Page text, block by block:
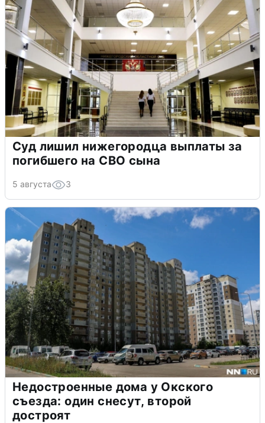
Суд лишил нижегородца выплаты за
погибшего на СВО сына
5 августа 3
Недостроенные дома у Окского
съезда: один снесут, второй
достроят